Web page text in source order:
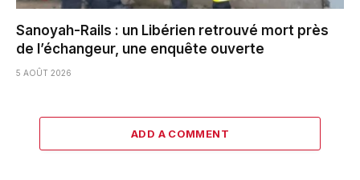
Sanoyah-Rails : un Libérien retrouvé mort près
de l’échangeur, une enquête ouverte
5 AOÛT 2026
ADD A COMMENT